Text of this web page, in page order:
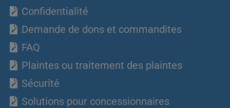
Confidentialité
Demande de dons et commandites
FAQ
Plaintes ou traitement des plaintes
Sécurité
Solutions pour concessionnaires